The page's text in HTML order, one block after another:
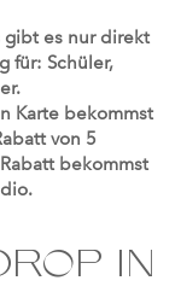
gibt es nur direkt
für: Schüler,
Karte bekommst
von 5
bekommst
IN